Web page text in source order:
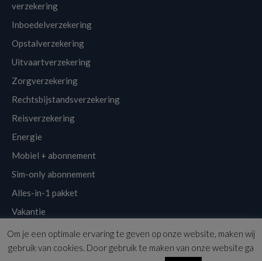
verzekering
Inboedelverzekering
Opstalverzekering
Uitvaartverzekering
Zorgverzekering
Rechtsbijstandsverzekering
Reisverzekering
Energie
Mobiel + abonnement
Sim-only abonnement
Alles-in-1 pakket
Vakantie
Klantenservice Links Disclaimer Sitemap
Om je een optimale ervaring te geven op onze website, maken wij
gebruik van cookies. Door gebruik te maken van onze website ga